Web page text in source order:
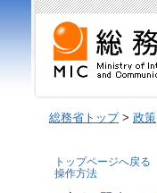
総務省トップ> 政策
トップページへ戻る
操作方法